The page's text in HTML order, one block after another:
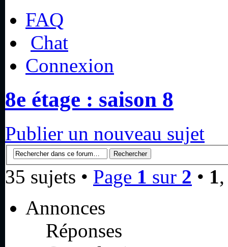
FAQ
Chat
Connexion
8e étage : saison 8
Publier un nouveau sujet
35 sujets • Page 1 sur 2 • 1
Annonces
Réponses